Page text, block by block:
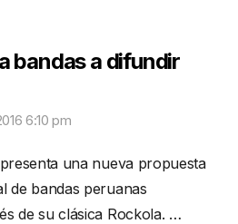
bandas a difundir
6:10 pm
una nueva propuesta
de bandas peruanas
de su clásica Rockola. …